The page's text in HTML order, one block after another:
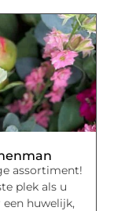
assortiment!
plek als u
huwelijk,